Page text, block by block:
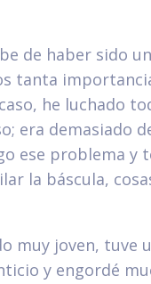
de haber sido
tanta
he luchado
era demasiado
ese problema y
la báscula,
muy joven, tuve
y engordé